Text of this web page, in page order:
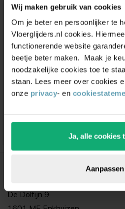
Wij maken gebruik van cookies
Om je beter en persoonlijker te
Vloerglijders.nl cookies.
functionerende website
beetje beter maken. Maak je
noodzakelijke cookies toe te
staan. Lees meer over cookies
onze privacy- en
Ja, alle cookies
Aanpassen
Unieke
inspiratie
Schrijf je in voor onze
exclusieve kortingen,leuke
je eerste bestelling.
De Dolfijn 9